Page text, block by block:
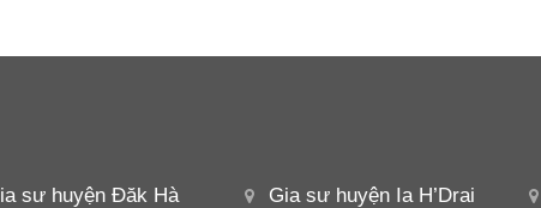
sư huyện Đăk Hà Gia sư huyện Ia H’Drai